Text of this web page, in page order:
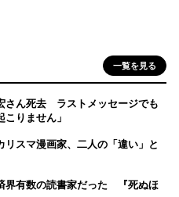
一覧を見る
さん死去 ラストメッセージでも
りません」
スマ漫画家、二人の「違い」と
界有数の読書家だった 『死ぬほ